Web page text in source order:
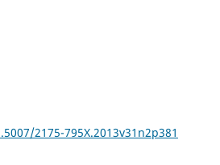
2175-795X.2013v31n2p381